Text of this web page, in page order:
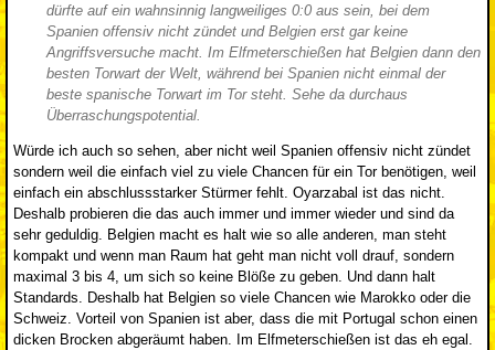
dürfte auf ein wahnsinnig langweiliges 0:0 aus sein, bei dem
Spanien offensiv nicht zündet und Belgien erst gar keine
Angriffsversuche macht. Im Elfmeterschießen hat Belgien dann den
besten Torwart der Welt, während bei Spanien nicht einmal der
beste spanische Torwart im Tor steht. Sehe da durchaus
Überraschungspotential.
Würde ich auch so sehen, aber nicht weil Spanien offensiv nicht zündet
sondern weil die einfach viel zu viele Chancen für ein Tor benötigen, weil
einfach ein abschlussstarker Stürmer fehlt. Oyarzabal ist das nicht.
Deshalb probieren die das auch immer und immer wieder und sind da
sehr geduldig. Belgien macht es halt wie so alle anderen, man steht
kompakt und wenn man Raum hat geht man nicht voll drauf, sondern
maximal 3 bis 4, um sich so keine Blöße zu geben. Und dann halt
Standards. Deshalb hat Belgien so viele Chancen wie Marokko oder die
Schweiz. Vorteil von Spanien ist aber, dass die mit Portugal schon einen
dicken Brocken abgeräumt haben. Im Elfmeterschießen ist das eh egal.